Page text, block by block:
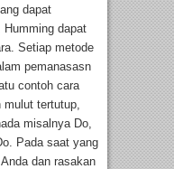
dapat
dapat
Setiap metode
pemanasasn
contoh cara
tertutup,
misalnya Do,
Pada saat yang
dan rasakan